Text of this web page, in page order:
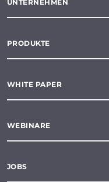
UNTERNEHMEN
PRODUKTE
WHITE PAPER
WEBINARE
JOBS